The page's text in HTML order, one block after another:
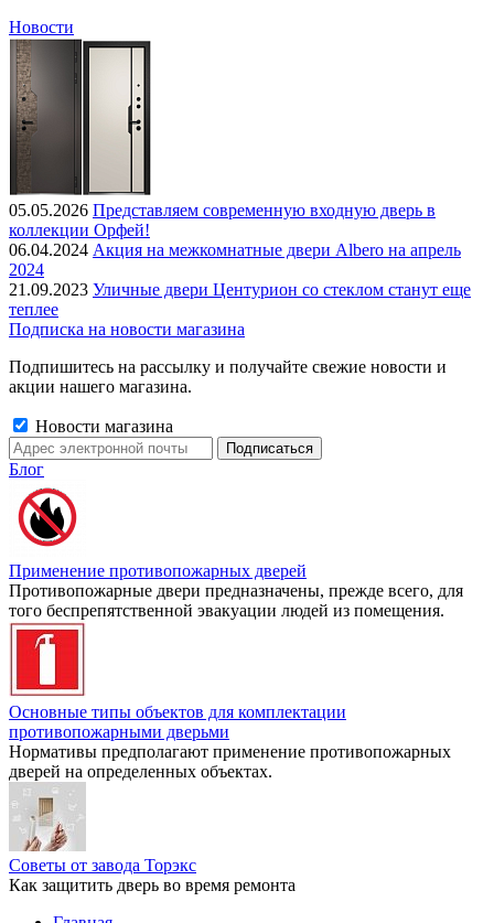
Новости
05.05.2026 Представляем современную входную дверь в
коллекции Орфей!
06.04.2024 Акция на межкомнатные двери Albero на апрель
2024
21.09.2023 Уличные двери Центурион со стеклом станут еще
теплее
Подписка на новости магазина
Подпишитесь на рассылку и получайте свежие новости и
акции нашего магазина.
Новости магазина
Блог
Применение противопожарных дверей
Противопожарные двери предназначены, прежде всего, для
того беспрепятственной эвакуации людей из помещения.
Основные типы объектов для комплектации
противопожарными дверьми
Нормативы предполагают применение противопожарных
дверей на определенных объектах.
Советы от завода Торэкс
Как защитить дверь во время ремонта